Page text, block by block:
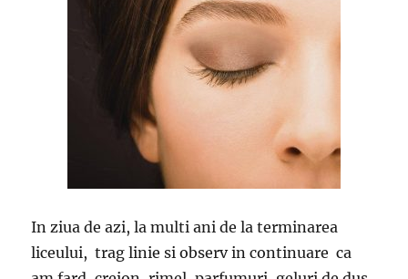
In ziua de azi, la multi ani de la terminarea
liceului, trag linie si observ in continuare ca